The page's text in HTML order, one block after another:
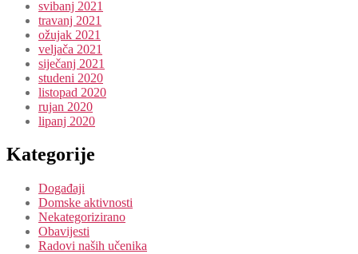
svibanj 2021
travanj 2021
ožujak 2021
veljača 2021
siječanj 2021
studeni 2020
listopad 2020
rujan 2020
lipanj 2020
Kategorije
Događaji
Domske aktivnosti
Nekategorizirano
Obavijesti
Radovi naših učenika